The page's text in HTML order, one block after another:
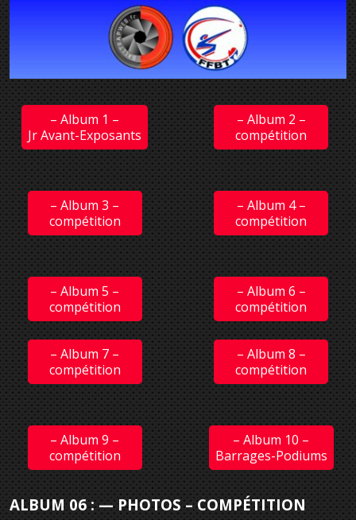
– Album 1 –
Jr Avant-Exposants
– Album 2 –
compétition
– Album 3 –
compétition
– Album 4 –
compétition
– Album 5 –
compétition
– Album 6 –
compétition
– Album 7 –
compétition
– Album 8 –
compétition
– Album 9 –
compétition
– Album 10 –
Barrages-Podiums
ALBUM 06 : — PHOTOS – COMPÉTITION